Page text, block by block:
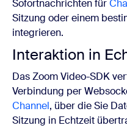
Sofortnachrichten für
Sitzung oder einem
integrieren.
Interaktion in
Das Zoom Video-SDK
Verbindung per
Channel, über die Sie
Sitzung in Echtzeit